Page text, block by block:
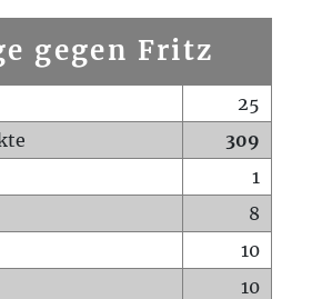
gegen Fritz
25
309
1
8
10
10